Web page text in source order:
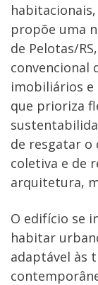
propõe uma
de Pelotas/
convencional
imobiliários
que prioriza
de resgatar o
coletiva e de
arquitetura,
O edifício se
habitar
adaptável às